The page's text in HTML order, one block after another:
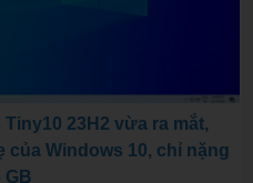
23H2 vừa ra mắt,
của Windows 10, chỉ nặng
GB